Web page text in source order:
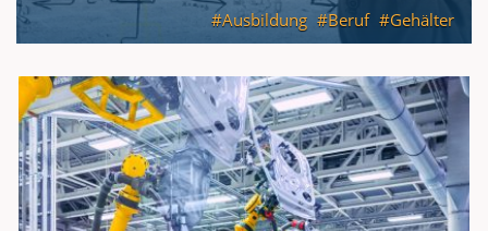
Ausbildung
Beruf Gehälter